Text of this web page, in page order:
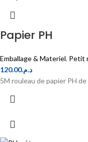
Papier PH
Emballage & Materiel, Petit
د.م.120.00
5M rouleau de papier PH